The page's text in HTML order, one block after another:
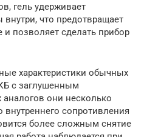
гель удерживает
что предотвращает
позволяет сделать прибор
характеристики обычных
с заглушенным
они несколько
сопротивления
более сложным снятие